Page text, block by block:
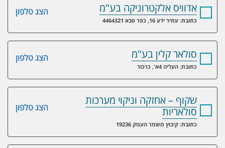
הצג טלפון אדוויס אלקטרוניקה בע"מ
כתובת: עתיר ידע 16, כפר סבא 4464321
הצג טלפון סולאר קלין בע"מ
כתובת: העליה 4א', כרכור
הצג טלפון
שקוף – אחזקה וניקוי מערכות
סולאריות
כתובת: קיבוץ משמר העמק 19236